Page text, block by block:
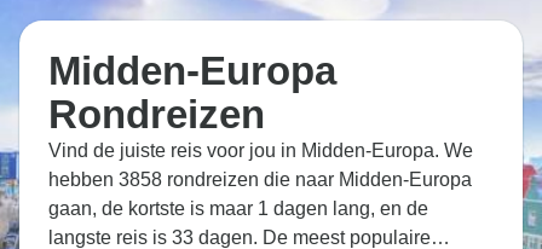
Midden-Europa
Rondreizen
Vind de juiste reis voor jou in Midden-Europa. We
hebben 3858 rondreizen die naar Midden-Europa
gaan, de kortste is maar 1 dagen lang, en de
langste reis is 33 dagen. De meest populaire